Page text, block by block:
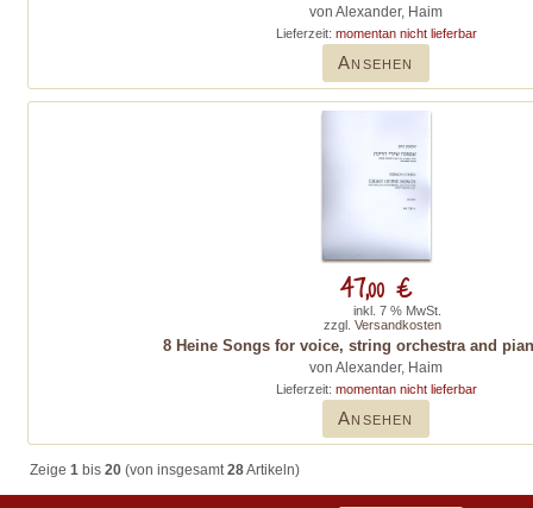
von Alexander, Haim
Lieferzeit: momentan nicht lieferbar
Ansehen
8 Heine Songs for voice, string orchestra and
von Alexander, Haim
Lieferzeit: momentan nicht lieferbar
Ansehen
47,00 €
inkl. 7 % MwSt.
zzgl. Versandkosten
Zeige 1 bis 20 (von insgesamt28Artikeln)